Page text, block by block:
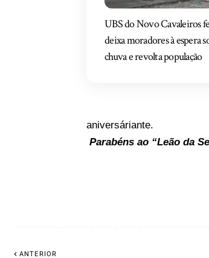
UBS do Novo Cavaleiros
deixa moradores à espera
chuva e revolta população
aniversáriante.
Parabéns ao “Leão da
ANTERIOR